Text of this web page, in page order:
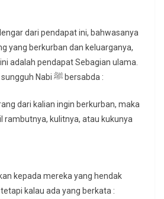
dari pendapat ini, bahwasanya
yang berkurban dan keluarganya,
adalah pendapat Sebagian ulama.
Adapun hadits, maka sungguh Nabi ﷺ bersabda :
dari kalian ingin berkurban, maka
rambutnya, kulitnya, atau kukunya
kepada mereka yang hendak
kalau ada yang berkata :